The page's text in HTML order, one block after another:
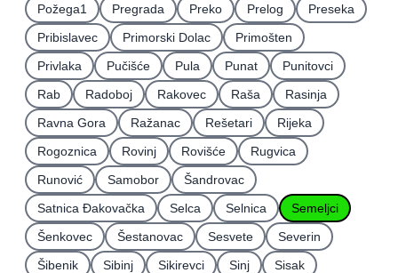
Požega1
Pregrada Preko Prelog
Preseka
Pribislavec
Primorski Dolac
Primošten
Privlaka
Pučišće Pula Punat
Punitovci
Rab
Radoboj Rakovec Raša
Rasinja
Ravna Gora
Ražanac Rešetari
Rijeka
Rogoznica
Rovinj Rovišće
Rugvica
Runović
Samobor
Šandrovac
Satnica Ðakovačka
Selca Selnica
Semeljci
Šenkovec
Šestanovac Sesvete
Severin
Šibenik
Sibinj Sikirevci Sinj
Sisak